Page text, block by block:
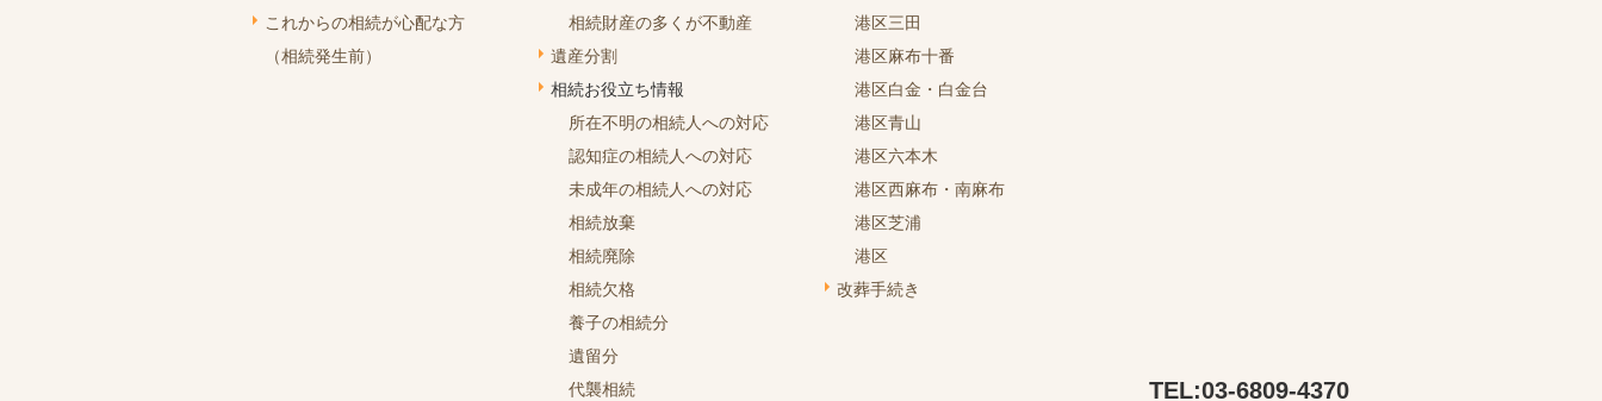
これからの相続が心配な方
（相続発生前）
相続財産の多くが不動産
遺産分割
相続お役立ち情報
所在不明の相続人への対応
認知症の相続人への対応
未成年の相続人への対応
相続放棄
相続廃除
相続欠格
養子の相続分
遺留分
代襲相続
港区三田
港区麻布十番
港区白金・白金台
港区青山
港区六本木
港区西麻布・南麻布
港区芝浦
港区
改葬手続き
TEL:03-6809-4370